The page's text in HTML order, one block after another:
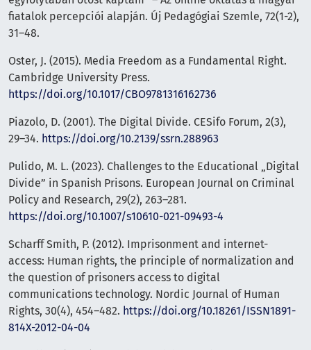
fiatalok percepciói alapján. Új Pedagógiai Szemle, 72(1-2),
31–48.
Oster, J. (2015). Media Freedom as a Fundamental Right.
Cambridge University Press.
https://doi.org/10.1017/CBO9781316162736
Piazolo, D. (2001). The Digital Divide. CESifo Forum, 2(3),
29–34. https://doi.org/10.2139/ssrn.288963
Pulido, M. L. (2023). Challenges to the Educational „Digital
Divide” in Spanish Prisons. European Journal on Criminal
Policy and Research, 29(2), 263–281.
https://doi.org/10.1007/s10610-021-09493-4
Scharff Smith, P. (2012). Imprisonment and internet-
access: Human rights, the principle of normalization and
the question of prisoners access to digital
communications technology. Nordic Journal of Human
Rights, 30(4), 454–482. https://doi.org/10.18261/ISSN1891-
814X-2012-04-04